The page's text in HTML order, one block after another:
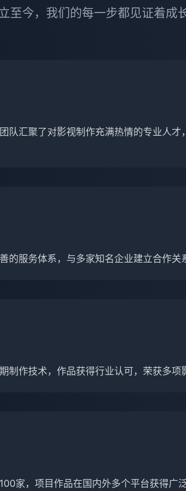
至今，我们的每一步都见证着成
队汇聚了对影视制作充满热情的专业人
的服务体系，与多家知名企业建立合作关
制作技术，作品获得行业认可，荣获多项
家，项目作品在国内外多个平台获得广